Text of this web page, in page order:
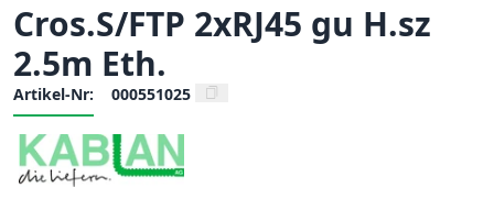
Cros.S/FTP 2xRJ45 gu H.sz
2.5m Eth.
Artikel-Nr: 000551025